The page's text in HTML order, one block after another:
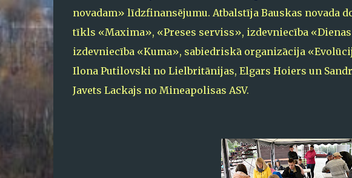
novadam» līdzfinansējumu. Atbalstīja Bauskas novada
tīkls «Maxima», «Preses serviss», izdevniecība
izdevniecība «Kuma», sabiedriskā organizācija
Ilona Putilovski no Lielbritānijas, Elgars Hoiers un
Javets Lackajs no Mineapolisas ASV.